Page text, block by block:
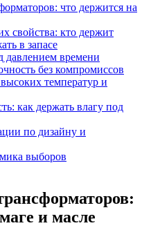
что держится на
свойства: кто держит
в запасе
давлением времени
без компромиссов
температур и
как держать влагу под
по дизайну и
выборов
и масле